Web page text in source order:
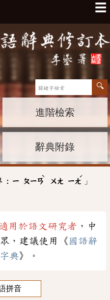
☰
進階檢索
辭典附錄
: ㄧ ㄆㄧㄢ
ˋ
ㄨㄤ ㄧㄤ
ˊ
」
適用於語文研究者 ，中
，建議使用《 國語辭
典》。
拼音